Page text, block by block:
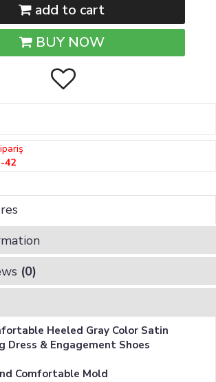
add to cart
BUY NOW
42
(0)
Heeled Gray Color Satin
Dress & Engagement Shoes
Comfortable Mold